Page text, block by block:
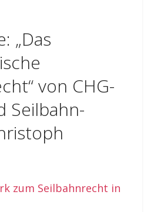
„Das
von CHG-
Seilbahn-
zum Seilbahnrecht in